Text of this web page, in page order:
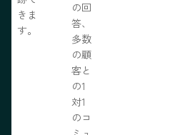
きま
す。
の回
答、
多数
の顧
客と
の1
対1
のコ